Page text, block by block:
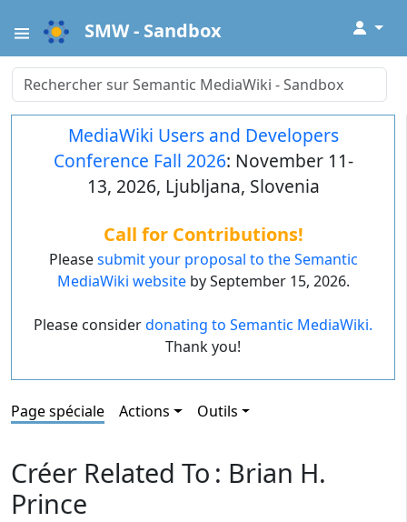
SMW - Sandbox ↓
MediaWiki Users and Developers
Conference Fall 2026: November 11-
13, 2026, Ljubljana, Slovenia
Call for Contributions!
Pleasesubmit your proposal to the Semantic
MediaWiki websiteby September 15, 2026.
Please considerdonating to Semantic MediaWiki.
Thank you!
Page spéciale Actions Outils
Créer Related To : Brian H.
Prince